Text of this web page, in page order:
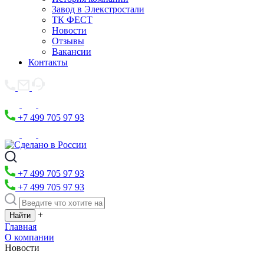
Завод в Элекстростали
ТК ФЕСТ
Новости
Отзывы
Вакансии
Контакты
+7 499 705 97 93
+7 499 705 97 93
+7 499 705 97 93
+
Главная
О компании
Новости